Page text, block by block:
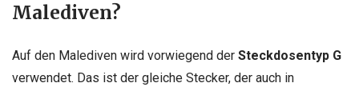
Malediven?
Auf den Malediven wird vorwiegend der Steckdosentyp G
verwendet. Das ist der gleiche Stecker, der auch in